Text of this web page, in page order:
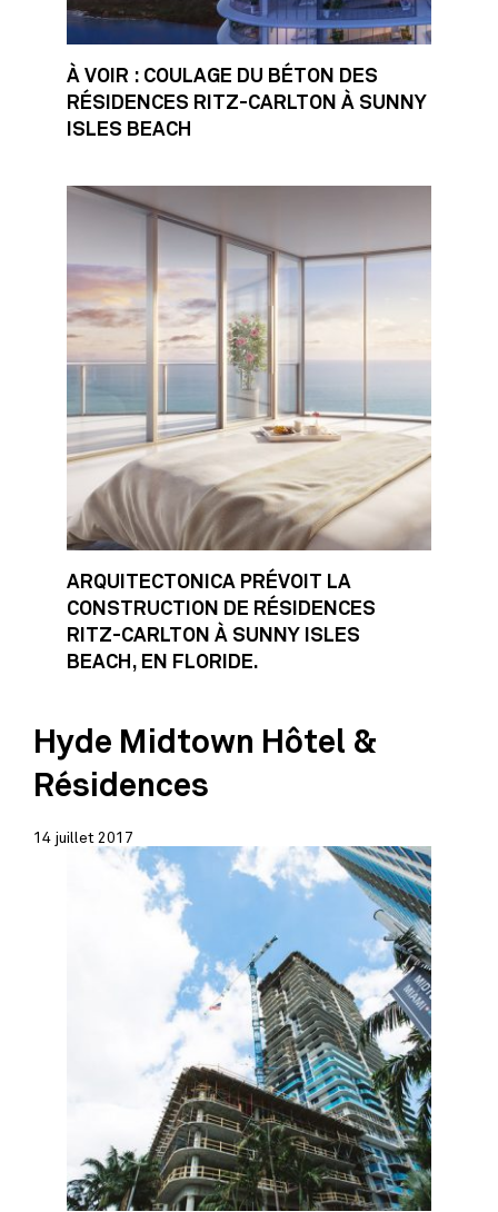
À VOIR : COULAGE DU BÉTON DES
RÉSIDENCES RITZ-CARLTON À SUNNY
ISLES BEACH
ARQUITECTONICA PRÉVOIT LA
CONSTRUCTION DE RÉSIDENCES
RITZ-CARLTON À SUNNY ISLES
BEACH, EN FLORIDE.
Hyde Midtown Hôtel &
Résidences
14 juillet 2017